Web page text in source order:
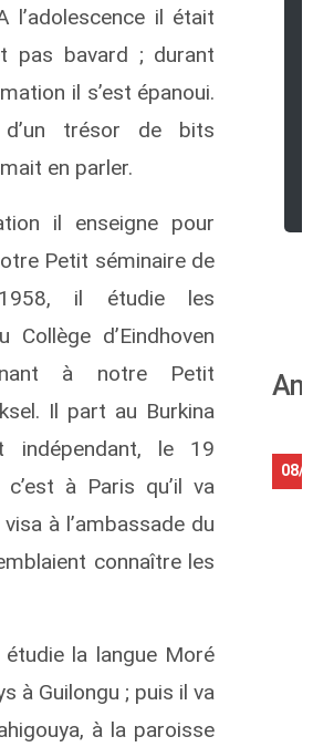
l’adolescence il était
pas bavard ; durant
il s’est épanoui.
trésor de bits
en parler.
il enseigne pour
Petit séminaire de
il étudie les
Collège d’Eindhoven
à notre Petit
Il part au Burkina
indépendant, le 19
à Paris qu’il va
à l’ambassade du
connaître les
la langue Moré
à Guilongu ; puis il va
à la paroisse
08/